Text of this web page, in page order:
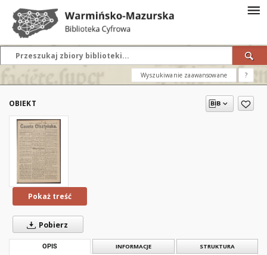
Wyszukiwanie zaawansowane ?
OBIEKT
Pokaż treść
Pobierz
OPIS INFORMACJE STRUKTURA